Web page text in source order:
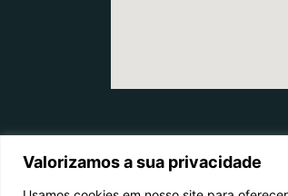
Valorizamos a sua privacidade